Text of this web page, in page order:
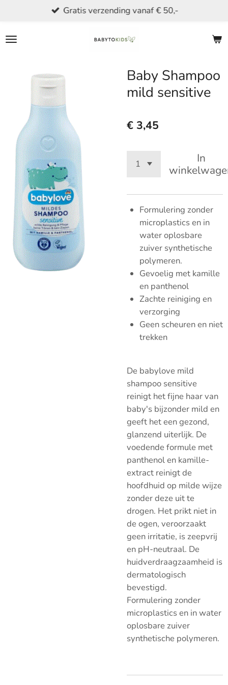
naar
Gratis verzending vanaf € 50,-
Baby Shampoo
mild sensitive
€ 3,45
In
Formulering zonder
microplastics en in
water oplosbare
zuiver synthetische
polymeren.
Gevoelig met kamille
en panthenol
Zachte reiniging en
verzorging
Geen scheuren en niet
trekken
De babylove mild
shampoo sensitive
reinigt het fijne haar van
baby's bijzonder mild en
geeft het een gezond,
glanzend uiterlijk. De
voedende formule met
panthenol en kamille-
extract reinigt de
hoofdhuid op milde wijze
zonder deze uit te
drogen. Het prikt niet in
de ogen, veroorzaakt
geen irritatie, is zeepvrij
en pH-neutraal. De
huidverdraagzaamheid is
dermatologisch
bevestigd.
Formulering zonder
microplastics en in water
oplosbare zuiver
synthetische polymeren.